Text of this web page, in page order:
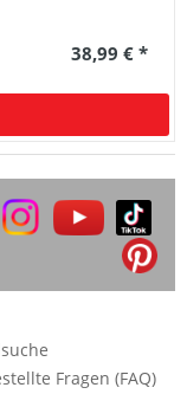
38,99 € *
Fragen (FAQ)